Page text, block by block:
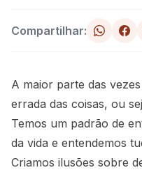
Compartilhar:
A maior parte das
errada das coisas, ou
Temos um padrão de
da vida e entendemos
Criamos ilusões sobre